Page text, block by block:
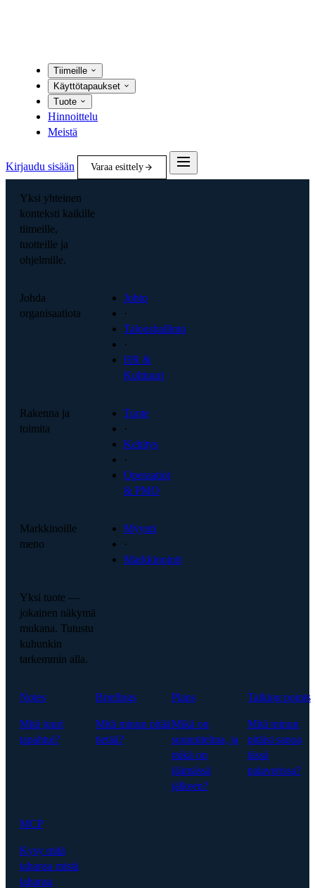
Tiimeille
Käyttötapaukset
Tuote
Hinnoittelu
Meistä
Kirjaudu sisään Varaa esittely
Yksi yhteinen
konteksti kaikille
tiimeille,
tuotteille ja
ohjelmille.
Johda
organisaatiota
Johto
·
Taloushallinto
·
HR &
Kulttuuri
Rakenna ja
toimita
Tuote
·
Kehitys
·
Operaatiot
& PMO
Markkinoille
meno
Myynti
·
Markkinointi
Yksi tuote —
jokainen näkymä
mukana. Tutustu
kuhunkin
tarkemmin alla.
Notes
Mitä juuri
tapahtui?
Briefings
Mitä minun pitää
tietää?
Plans
Mikä on
suunnitelma, ja
mikä on
jäämässä
jälkeen?
Talking points
Mitä minun
pitäisi sanoa
tässä
palaverissa?
MCP
Kysy mitä
tahansa mistä
tahansa